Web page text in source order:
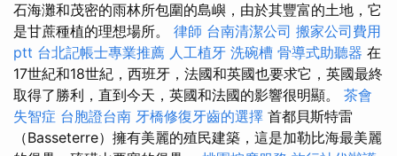
石海灘和茂密的雨林所包圍的島嶼，由於其豐富的土地，它
是甘蔗種植的理想場所。 律師 台南清潔公司 搬家公司費用
ptt 台北記帳士專業推薦 人工植牙 洗碗槽 骨導式助聽器 在
17世紀和18世紀，西班牙，法國和英國也要求它，英國最終
取得了勝利，直到今天，英國和法國的影響很明顯。 茶會
失智症 台胞證台南 牙橋修復牙齒的選擇 首都貝斯特雷
（Basseterre）擁有美麗的殖民建築，這是加勒比海最美麗